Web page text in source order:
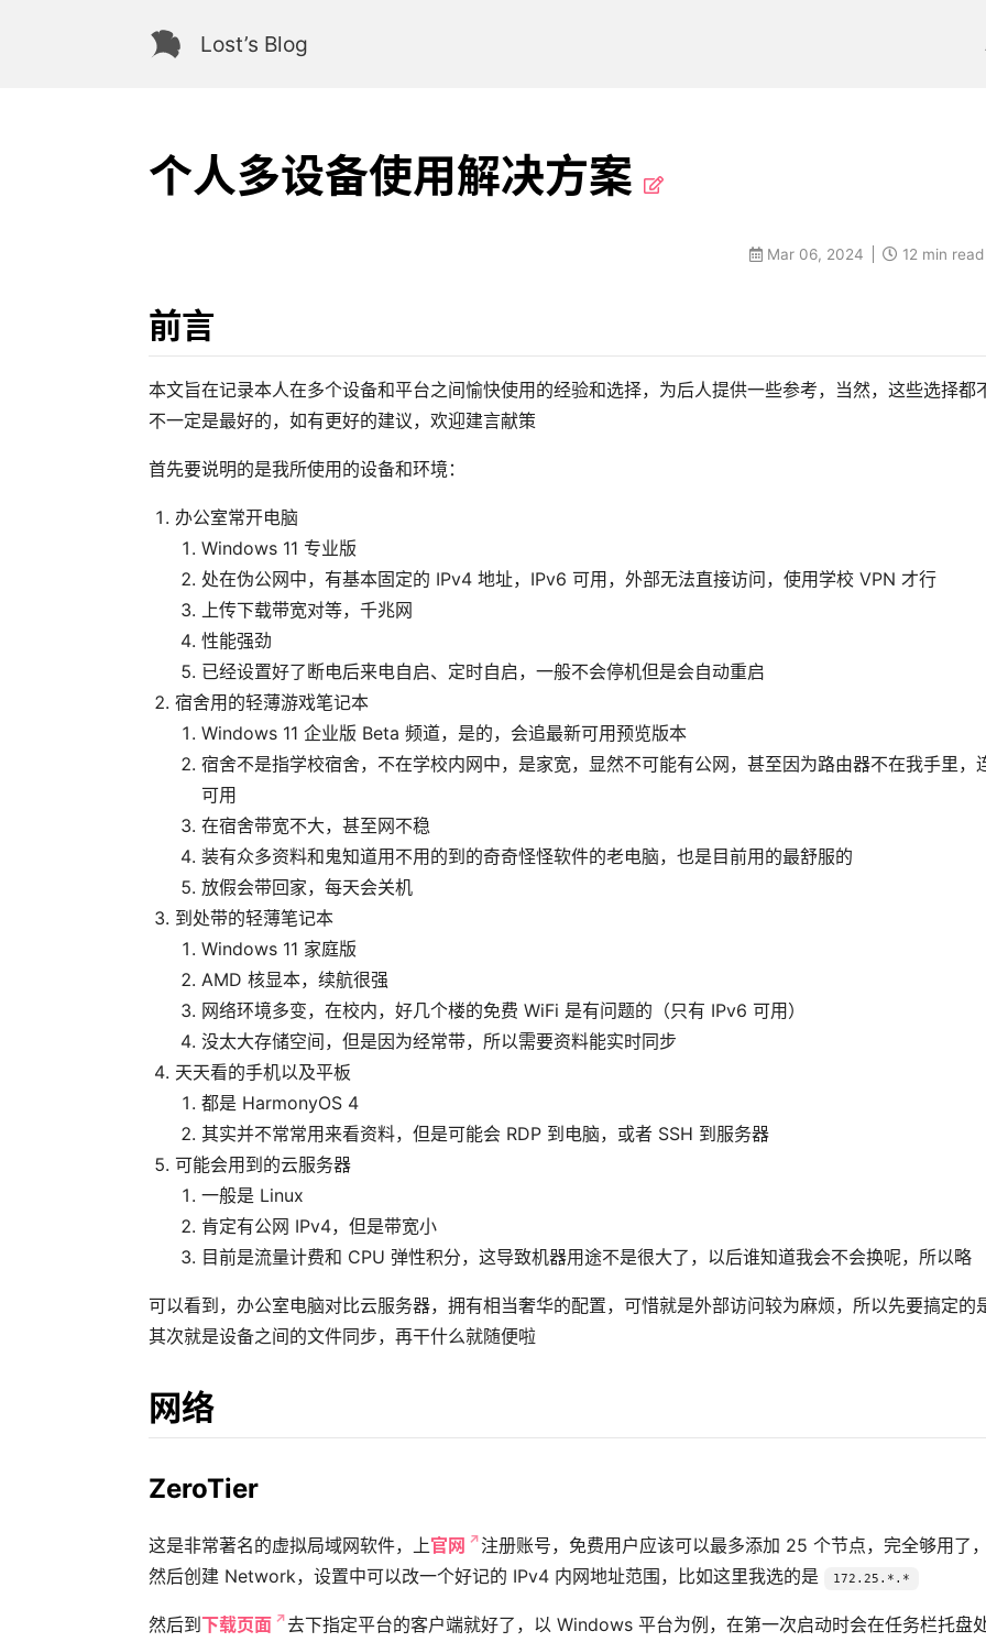
Lost’s Blog
个人多设备使用解决方案
Mar 06, 2024 12 min read
前言
本文旨在记录本人在多个设备和平台之间愉快使用的经验和选择，为后人提供一些参考，当然，这些选择都
不一定是最好的，如有更好的建议，欢迎建言献策
首先要说明的是我所使用的设备和环境：
办公室常开电脑
Windows 11 专业版
处在伪公网中，有基本固定的 IPv4 地址，IPv6 可用，外部无法直接访问，使用学校 VPN 才行
上传下载带宽对等，千兆网
性能强劲
已经设置好了断电后来电自启、定时自启，一般不会停机但是会自动重启
宿舍用的轻薄游戏笔记本
Windows 11 企业版 Beta 频道，是的，会追最新可用预览版本
宿舍不是指学校宿舍，不在学校内网中，是家宽，显然不可能有公网，甚至因为路由器不在我手里，
可用
在宿舍带宽不大，甚至网不稳
装有众多资料和鬼知道用不用的到的奇奇怪怪软件的老电脑，也是目前用的最舒服的
放假会带回家，每天会关机
到处带的轻薄笔记本
Windows 11 家庭版
AMD 核显本，续航很强
网络环境多变，在校内，好几个楼的免费 WiFi 是有问题的（只有 IPv6 可用）
没太大存储空间，但是因为经常带，所以需要资料能实时同步
天天看的手机以及平板
都是 HarmonyOS 4
其实并不常常用来看资料，但是可能会 RDP 到电脑，或者 SSH 到服务器
可能会用到的云服务器
一般是 Linux
肯定有公网 IPv4，但是带宽小
目前是流量计费和 CPU 弹性积分，这导致机器用途不是很大了，以后谁知道我会不会换呢，所以略
可以看到，办公室电脑对比云服务器，拥有相当奢华的配置，可惜就是外部访问较为麻烦，所以先要搞定的
其次就是设备之间的文件同步，再干什么就随便啦
网络
ZeroTier
这是非常著名的虚拟局域网软件，上官网
注册账号，免费用户应该可以最多添加 25 个节点，完全够用了
然后创建 Network，设置中可以改一个好记的 IPv4 内网地址范围，比如这里我选的是
172.25.*.*
然后到 下载页面
去下指定平台的客户端就好了，以 Windows 平台为例，在第一次启动时会在任务栏托盘处